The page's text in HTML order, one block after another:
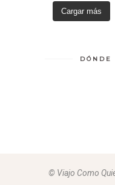
Cargar más
DÓNDE
© Viajo Como